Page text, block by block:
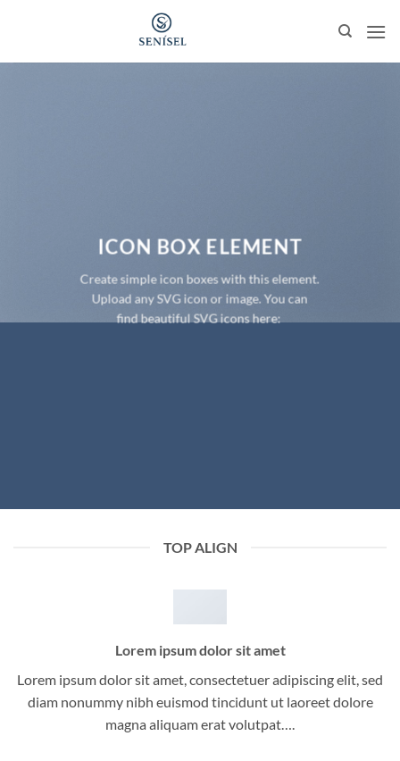
ICON BOX ELEMENT
Create simple icon boxes with this element.
Upload any SVG icon or image. You can
find beautiful SVG icons here:
TOP ALIGN
Lorem ipsum dolor sit amet
Lorem ipsum dolor sit amet, consectetuer adipiscing elit, sed
diam nonummy nibh euismod tincidunt ut laoreet dolore
magna aliquam erat volutpat….